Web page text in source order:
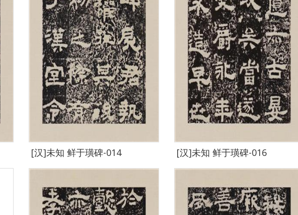
[汉]未知 鲜于璜碑-014 [汉]未知 鲜于璜碑-016